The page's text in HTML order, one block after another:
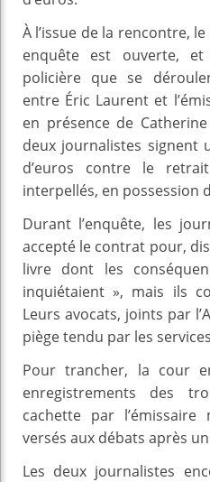
À l’issue de la rencontre,
enquête est ouverte, et
policière que se
entre Éric Laurent et
en présence de
deux journalistes signent
d’euros contre le
interpellés, en possession
Durant l’enquête, les
accepté le contrat pour,
livre dont les
inquiétaient », mais ils
Leurs avocats, joints par
piège tendu par les
Pour trancher, la cour
enregistrements des
cachette par
versés aux débats après
Les deux journalistes